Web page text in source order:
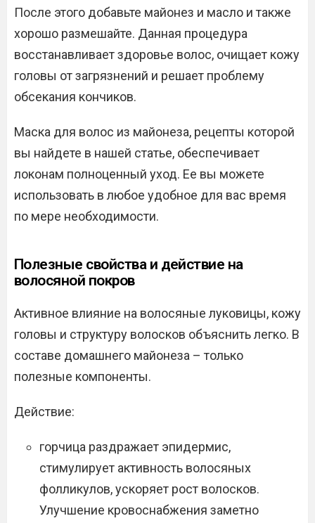
После этого добавьте майонез и масло и также
хорошо размешайте. Данная процедура
восстанавливает здоровье волос, очищает кожу
головы от загрязнений и решает проблему
обсекания кончиков.
Маска для волос из майонеза, рецепты которой
вы найдете в нашей статье, обеспечивает
локонам полноценный уход. Ее вы можете
использовать в любое удобное для вас время
по мере необходимости.
Полезные свойства и действие на
волосяной покров
Активное влияние на волосяные луковицы, кожу
головы и структуру волосков объяснить легко. В
составе домашнего майонеза – только
полезные компоненты.
Действие:
горчица раздражает эпидермис,
стимулирует активность волосяных
фолликулов, ускоряет рост волосков.
Улучшение кровоснабжения заметно